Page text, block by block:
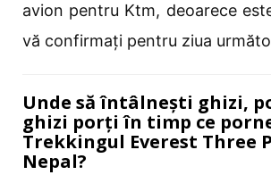
avion pentru Ktm, deoarece
vă confirmați pentru ziua
Unde să întâlnești ghizi,
ghizi porți în timp ce
Trekkingul Everest Three
Nepal?